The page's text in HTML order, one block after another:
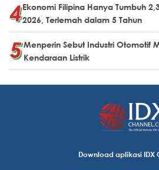
Ekonomi Filipina Hanya Tumbuh
2026, Terlemah dalam 5 Tahun
Menperin Sebut Industri Otomotif
Kendaraan Listrik
Download aplikasi IDX